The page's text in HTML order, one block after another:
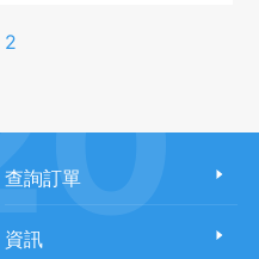
2
查詢訂單
資訊